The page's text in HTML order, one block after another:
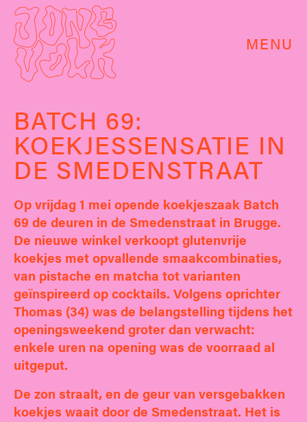
MENU
BATCH 69:
KOEKJESSENSATIE IN
DE SMEDENSTRAAT
Op vrijdag 1 mei opende koekjeszaak Batch
69 de deuren in de Smedenstraat in Brugge.
De nieuwe winkel verkoopt glutenvrije
koekjes met opvallende smaakcombinaties,
van pistache en matcha tot varianten
geïnspireerd op cocktails. Volgens oprichter
Thomas (34) was de belangstelling tijdens het
openingsweekend groter dan verwacht:
enkele uren na opening was de voorraad al
uitgeput.
De zon straalt, en de geur van versgebakken
koekjes waait door de Smedenstraat. Het is